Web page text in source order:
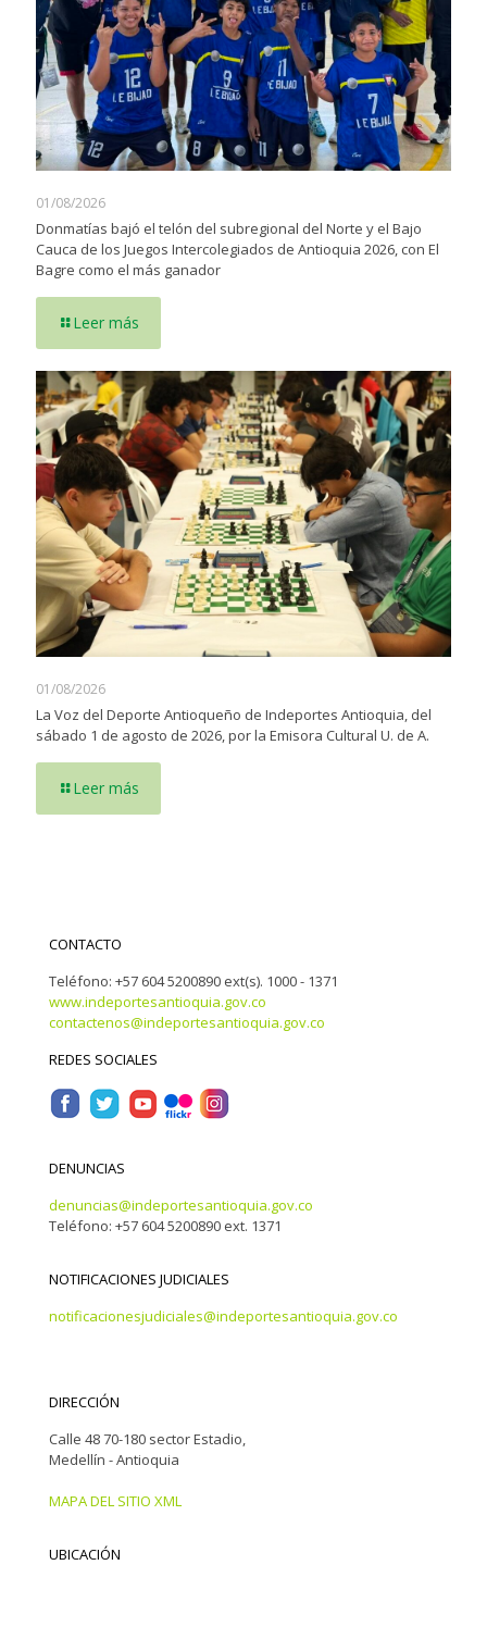
01/08/2026
Donmatías bajó el telón del subregional del Norte y el Bajo
Cauca de los Juegos Intercolegiados de Antioquia 2026, con El
Bagre como el más ganador
Leer más
01/08/2026
La Voz del Deporte Antioqueño de Indeportes Antioquia, del
sábado 1 de agosto de 2026, por la Emisora Cultural U. de A.
Leer más
CONTACTO
Teléfono: +57 604 5200890 ext(s). 1000 - 1371
www.indeportesantioquia.gov.co
contactenos@indeportesantioquia.gov.co
REDES SOCIALES
DENUNCIAS
denuncias@indeportesantioquia.gov.co
Teléfono: +57 604 5200890 ext. 1371
NOTIFICACIONES JUDICIALES
notificacionesjudiciales@indeportesantioquia.gov.co
DIRECCIÓN
Calle 48 70-180 sector Estadio,
Medellín - Antioquia
MAPA DEL SITIO XML
UBICACIÓN